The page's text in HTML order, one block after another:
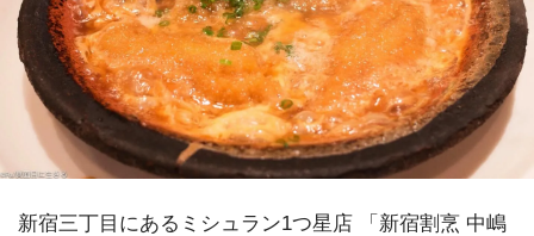
新宿三丁目にあるミシュラン1つ星店 「新宿割烹 中嶋